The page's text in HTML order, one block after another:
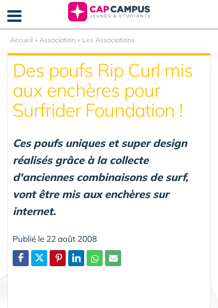
Accueil » Association » Les Associations
Des poufs Rip Curl mis
aux enchères pour
Surfrider Foundation !
Ces poufs uniques et super design
réalisés grâce à la collecte
d'anciennes combinaisons de surf,
vont être mis aux enchères sur
internet.
Publié le 22 août 2008
Panneau de gestion des cookies